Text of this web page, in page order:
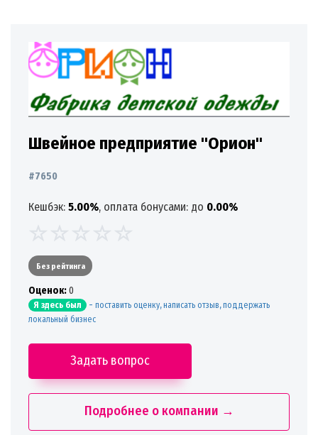
Швейное предприятие "Орион"
#7650
Кешбэк: 5.00%, оплата бонусами: до 0.00%
Без рейтинга
Oценок:0
Я здесь был - поставить оценку, написать отзыв, поддержать
локальный бизнес
Задать вопрос
Подробнее о компании →